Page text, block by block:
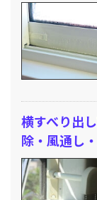
横すべり出
除・風通し